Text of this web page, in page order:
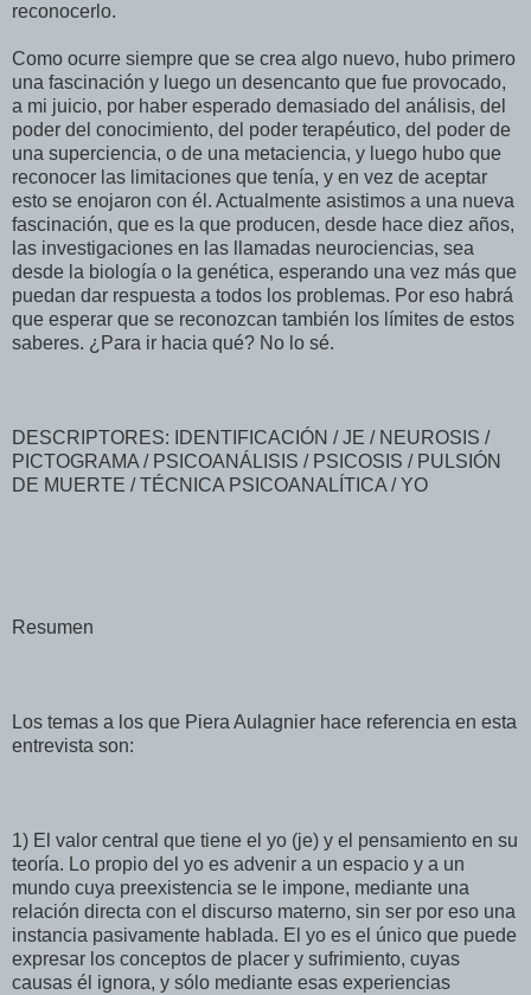
reconocerlo.
Como ocurre siempre que se crea algo nuevo, hubo primero
una fascinación y luego un desencanto que fue provocado,
a mi juicio, por haber esperado demasiado del análisis, del
poder del conocimiento, del poder terapéutico, del poder de
una superciencia, o de una metaciencia, y luego hubo que
reconocer las limitaciones que tenía, y en vez de aceptar
esto se enojaron con él. Actualmente asistimos a una nueva
fascinación, que es la que producen, desde hace diez años,
las investigaciones en las llamadas neurociencias, sea
desde la biología o la genética, esperando una vez más que
puedan dar respuesta a todos los problemas. Por eso habrá
que esperar que se reconozcan también los límites de estos
saberes. ¿Para ir hacia qué? No lo sé.
DESCRIPTORES: IDENTIFICACIÓN / JE / NEUROSIS /
PICTOGRAMA / PSICOANÁLISIS / PSICOSIS / PULSIÓN
DE MUERTE / TÉCNICA PSICOANALÍTICA / YO
Resumen
Los temas a los que Piera Aulagnier hace referencia en esta
entrevista son:
1) El valor central que tiene el yo (je) y el pensamiento en su
teoría. Lo propio del yo es advenir a un espacio y a un
mundo cuya preexistencia se le impone, mediante una
relación directa con el discurso materno, sin ser por eso una
instancia pasivamente hablada. El yo es el único que puede
expresar los conceptos de placer y sufrimiento, cuyas
causas él ignora, y sólo mediante esas experiencias